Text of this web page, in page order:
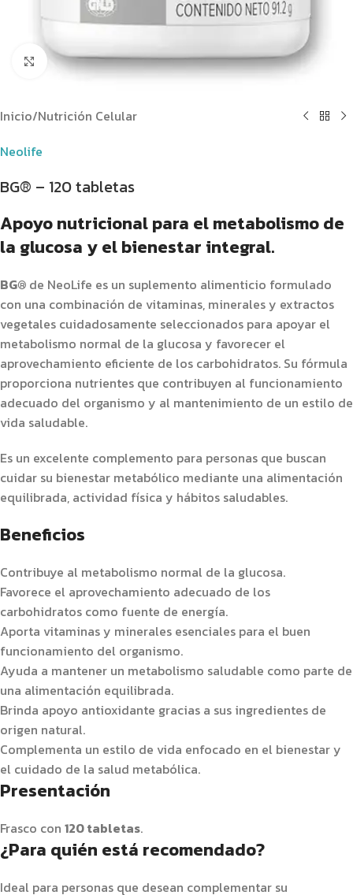
Clic para ampliar
Inicio/Nutrición Celular
Neolife
BG® – 120 tabletas
Apoyo nutricional para el metabolismo de
la glucosa y el bienestar integral.
BG® de NeoLife es un suplemento alimenticio formulado
con una combinación de vitaminas, minerales y extractos
vegetales cuidadosamente seleccionados para apoyar el
metabolismo normal de la glucosa y favorecer el
aprovechamiento eficiente de los carbohidratos. Su fórmula
proporciona nutrientes que contribuyen al funcionamiento
adecuado del organismo y al mantenimiento de un estilo de
vida saludable.
Es un excelente complemento para personas que buscan
cuidar su bienestar metabólico mediante una alimentación
equilibrada, actividad física y hábitos saludables.
Beneficios
Contribuye al metabolismo normal de la glucosa.
Favorece el aprovechamiento adecuado de los
carbohidratos como fuente de energía.
Aporta vitaminas y minerales esenciales para el buen
funcionamiento del organismo.
Ayuda a mantener un metabolismo saludable como parte de
una alimentación equilibrada.
Brinda apoyo antioxidante gracias a sus ingredientes de
origen natural.
Complementa un estilo de vida enfocado en el bienestar y
el cuidado de la salud metabólica.
Presentación
Frasco con 120 tabletas.
¿Para quién está recomendado?
Ideal para personas que desean complementar su